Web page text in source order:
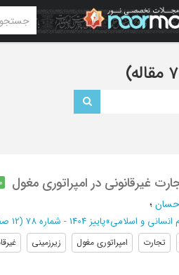
غیرقانونی در امپراتوری مغول
؛
انسانی و اسلامی»پاییز 1404 - شماره 78 (‎12 صفحه -
تجارت امپراتوری مغول زیرزمینی